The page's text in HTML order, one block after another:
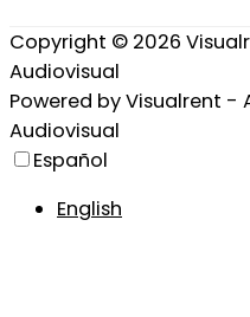
Copyright © 2026
Audiovisual
Powered byVisualrent -
Audiovisual
Español
English